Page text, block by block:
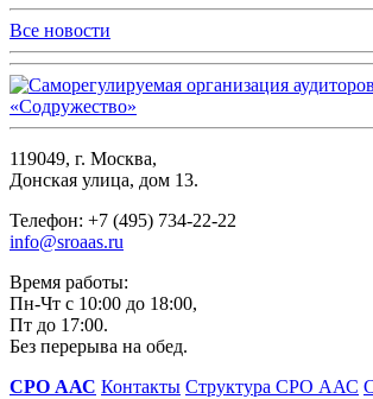
Все новости
119049, г. Москва,
Донская улица, дом 13.
Телефон: +7 (495) 734-22-22
info@sroaas.ru
Время работы:
Пн-Чт с 10:00 до 18:00,
Пт до 17:00.
Без перерыва на обед.
СРО ААС Контакты Структура СРО ААС